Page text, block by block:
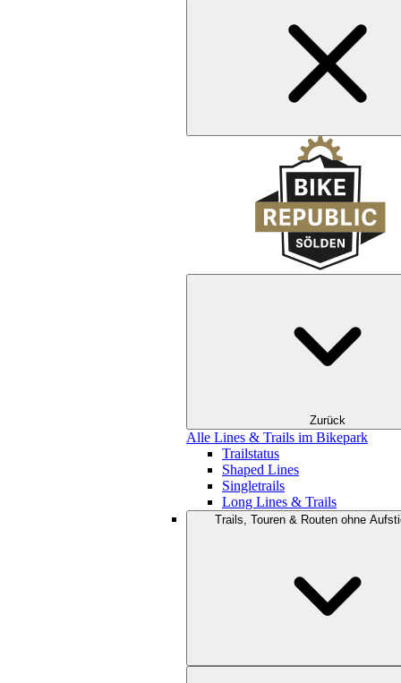
Zurück
Alle Lines & Trails im Bikepark
Trailstatus
Shaped Lines
Singletrails
Long Lines & Trails
Trails, Touren & Routen ohne